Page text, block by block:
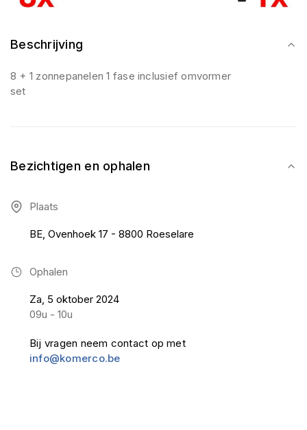
Beschrijving
8 + 1 zonnepanelen 1 fase inclusief omvormer
set
Bezichtigen en ophalen
Plaats
BE, Ovenhoek 17 - 8800 Roeselare
Ophalen
Za, 5 oktober 2024
09u - 10u
Bij vragen neem contact op met
info@komerco.be